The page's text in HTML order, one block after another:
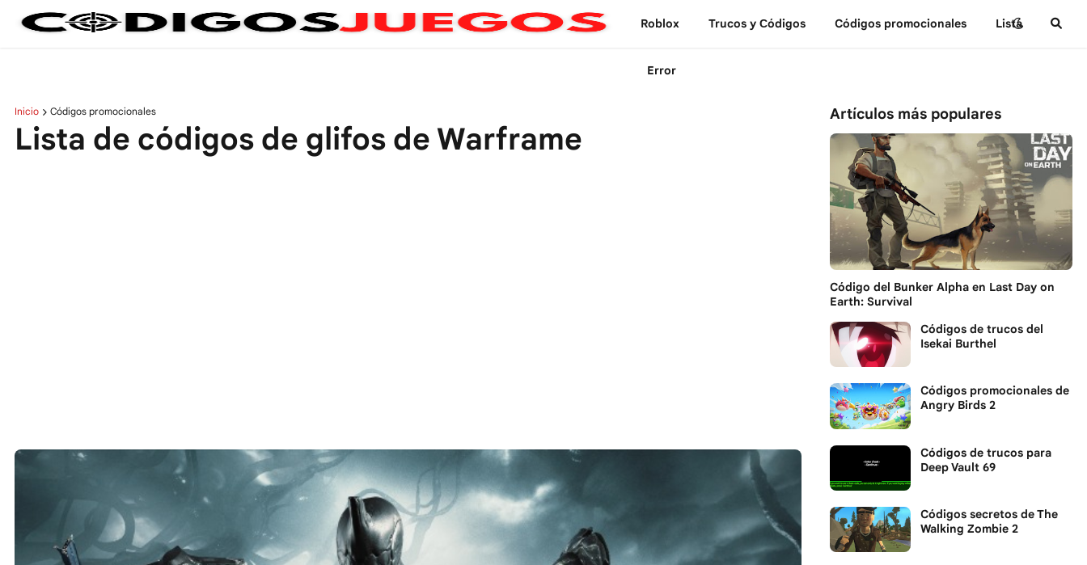
Roblox Trucos y Сódigos Códigos promocionales Lista
Error
Inicio Códigos promocionales
Lista de códigos de glifos de Warframe
Artículos más populares
Código del Bunker Alpha en Last Day on
Earth: Survival
Códigos de trucos del
Isekai Burthel
Códigos promocionales de
Angry Birds 2
Códigos de trucos para
Deep Vault 69
Códigos secretos de The
Walking Zombie 2